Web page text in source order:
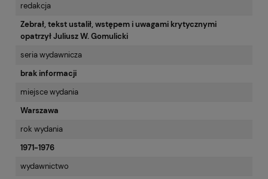
redakcja
Zebrał, tekst ustalił, wstępem i uwagami krytycznymi
opatrzył Juliusz W. Gomulicki
seria wydawnicza
brak informacji
miejsce wydania
Warszawa
rok wydania
1971-1976
wydawnictwo